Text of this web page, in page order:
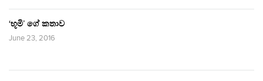
‘භූමි’ ගේ කතාව
June 23, 2016